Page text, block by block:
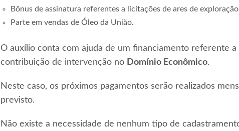
Bônus de assinatura referentes a licitações de ares de
Parte em vendas de Óleo da União.
O auxílio conta com ajuda de um financiamento referente
contribuição de intervenção no Domínio Econômico.
Neste caso, os próximos pagamentos serão realizados
previsto.
Não existe a necessidade de nenhum tipo de